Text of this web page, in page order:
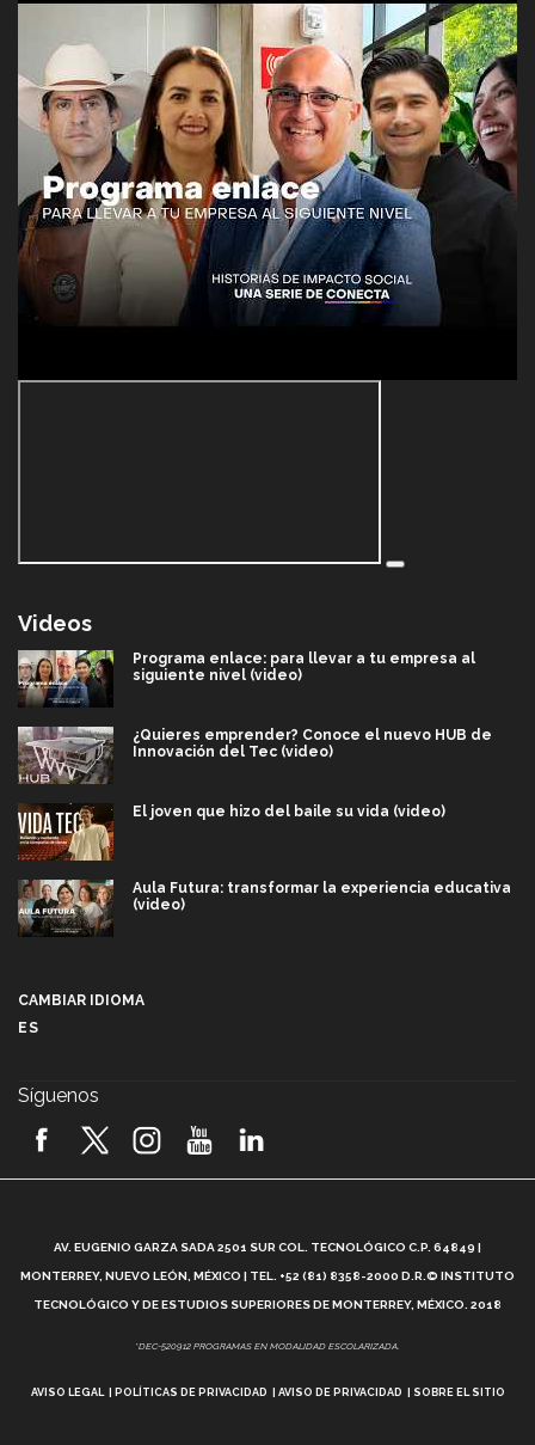
Videos
Programa enlace: para llevar a tu empresa al
siguiente nivel (video)
¿Quieres emprender? Conoce el nuevo HUB de
Innovación del Tec (video)
El joven que hizo del baile su vida (video)
Aula Futura: transformar la experiencia educativa
(video)
2026! (video)
¿Cómo es el Modelo Educativo Tec? (video)
Vida Tec: Feminismo e Inteligencia Artificial, Paola
CAMBIAR IDIOMA
ES
Síguenos
AV. EUGENIO GARZA SADA 2501 SUR COL. TECNOLÓGICO C.P. 64849 |
MONTERREY, NUEVO LEÓN, MÉXICO | TEL. +52 (81) 8358-2000 D.R.© INSTITUTO
TECNOLÓGICO Y DE ESTUDIOS SUPERIORES DE MONTERREY, MÉXICO. 2018
*DEC-520912 PROGRAMAS EN MODALIDAD ESCOLARIZADA.
AVISO LEGAL POLÍTICAS DE PRIVACIDAD AVISO DE PRIVACIDAD SOBRE EL SITIO